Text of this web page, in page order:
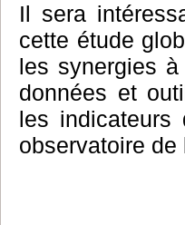
Il sera
cette étude
les synergies
données et
les indicateurs
observatoire de